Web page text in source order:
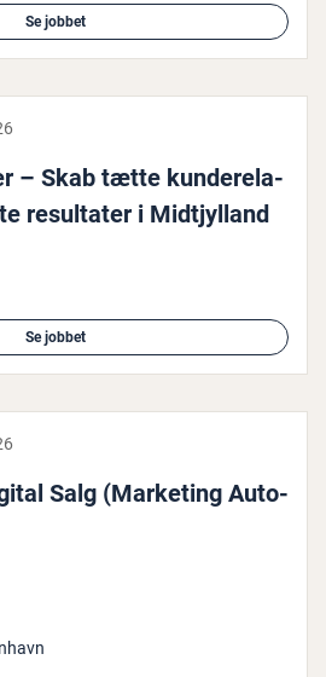
Se jobbet
– Skab tætte kun­de­re­la­
re­sul­ta­ter i Midtjyl­land
Se jobbet
Salg (Marketing Au­to­